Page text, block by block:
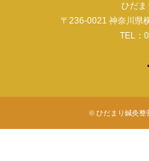
ひだま
〒236-0021 神奈川県
TEL：
©ひだまり鍼灸整